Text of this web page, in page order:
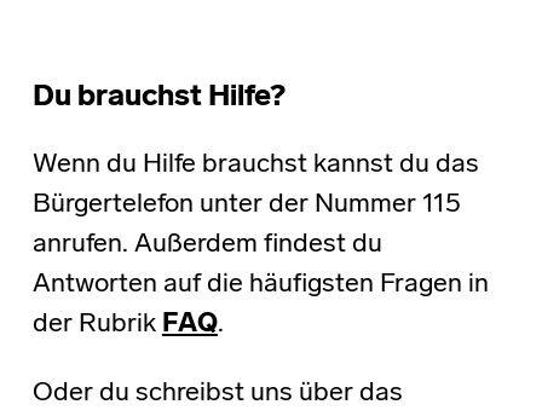
Du brauchst Hilfe?
Wenn du Hilfe brauchst kannst du das
Bürgertelefon unter der Nummer 115
anrufen. Außerdem findest du
Antworten auf die häufigsten Fragen in
der Rubrik FAQ.
Oder du schreibst uns über das